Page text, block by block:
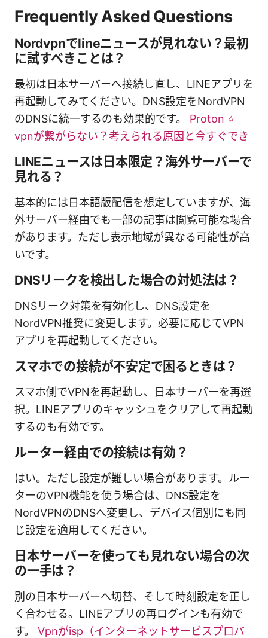
Frequently Asked Questions
Nordvpnでlineニュースが見れない？最初
に試すべきことは？
最初は日本サーバーへ接続し直し、LINEアプリを
再起動してみてください。DNS設定をNordVPN
のDNSに統一するのも効果的です。 Proton ⭐
vpnが繋がらない？考えられる原因と今すぐでき
LINEニュースは日本限定？海外サーバーで
見れる？
基本的には日本語版配信を想定していますが、海
外サーバー経由でも一部の記事は閲覧可能な場合
があります。ただし表示地域が異なる可能性が高
いです。
DNSリークを検出した場合の対処法は？
DNSリーク対策を有効化し、DNS設定を
NordVPN推奨に変更します。必要に応じてVPN
アプリを再起動してください。
スマホでの接続が不安定で困るときは？
スマホ側でVPNを再起動し、日本サーバーを再選
択。LINEアプリのキャッシュをクリアして再起動
するのも有効です。
ルーター経由での接続は有効？
はい。ただし設定が難しい場合があります。ルー
ターのVPN機能を使う場合は、DNS設定を
NordVPNのDNSへ変更し、デバイス個別にも同
じ設定を適用してください。
日本サーバーを使っても見れない場合の次
の一手は？
別の日本サーバーへ切替、そして時刻設定を正し
く合わせる。LINEアプリの再ログインも有効で
す。 Vpnがisp（インターネットサービスプロバ